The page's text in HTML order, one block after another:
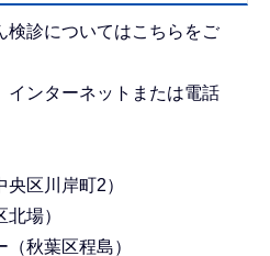
検診についてはこちらをご
インターネットまたは電話
区川岸町2）
場）
秋葉区程島）